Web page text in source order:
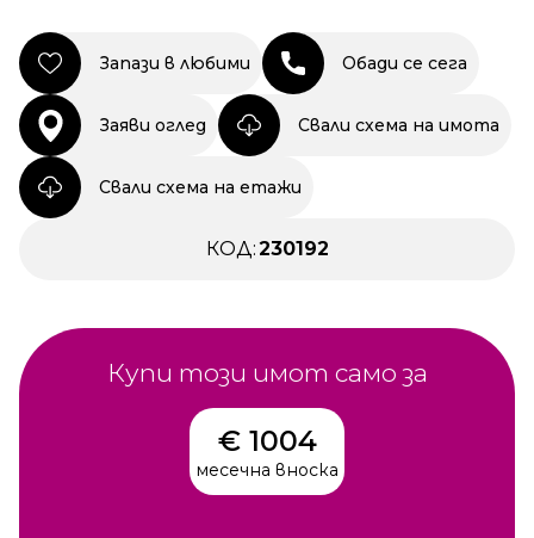
Запази в любими Обади се сега
Заяви оглед Свали схема на имота
Свали схема на етажи
КОД:230192
Купи този имот само за
€ 1004
месечна вноска